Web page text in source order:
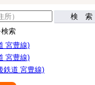
検 索
索
宮豊線)
宮豊線)
鉄道 宮豊線)